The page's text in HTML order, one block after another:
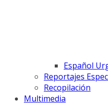
Español
Reportajes
Recopilación
Multimedia